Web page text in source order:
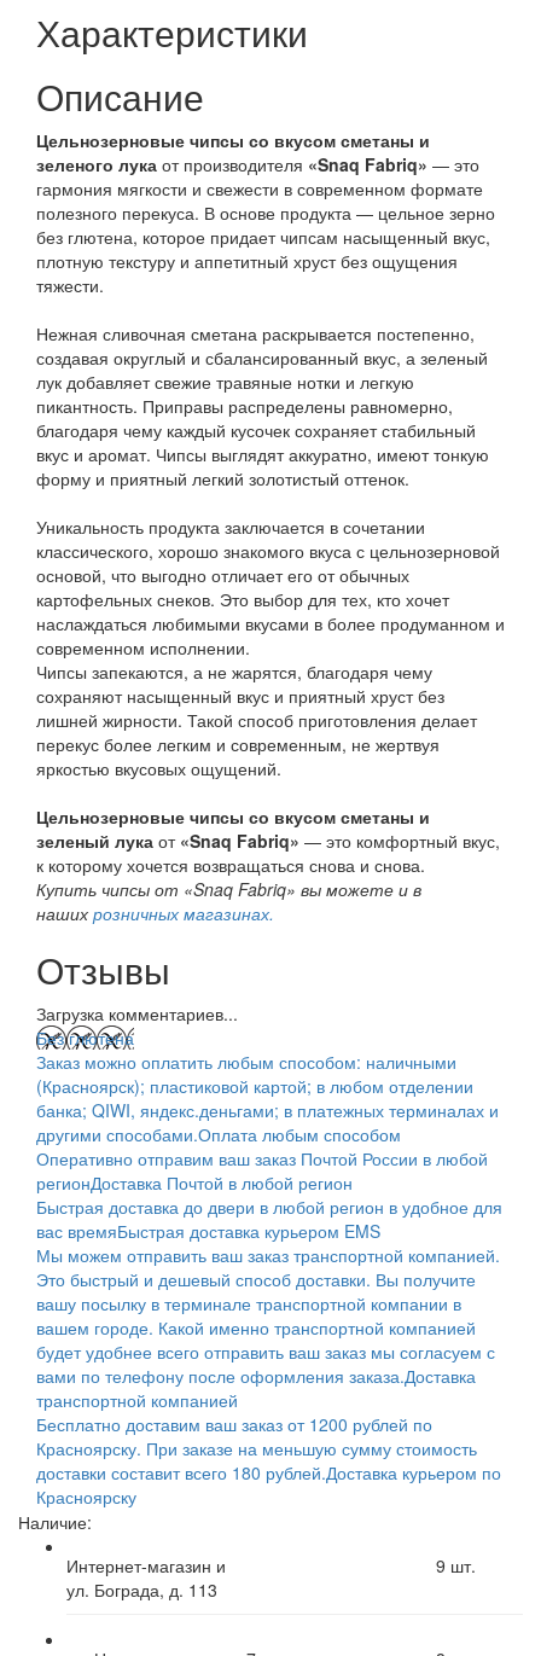
Характеристики
Описание
Цельнозерновые чипсы со вкусом сметаны и
зеленого лука от производителя «Snaq Fabriq» — это
гармония мягкости и свежести в современном формате
полезного перекуса. В основе продукта — цельное зерно
без глютена, которое придает чипсам насыщенный вкус,
плотную текстуру и аппетитный хруст без ощущения
тяжести.
Нежная сливочная сметана раскрывается постепенно,
создавая округлый и сбалансированный вкус, а зеленый
лук добавляет свежие травяные нотки и легкую
пикантность. Приправы распределены равномерно,
благодаря чему каждый кусочек сохраняет стабильный
вкус и аромат. Чипсы выглядят аккуратно, имеют тонкую
форму и приятный легкий золотистый оттенок.
Уникальность продукта заключается в сочетании
классического, хорошо знакомого вкуса с цельнозерновой
основой, что выгодно отличает его от обычных
картофельных снеков. Это выбор для тех, кто хочет
наслаждаться любимыми вкусами в более продуманном и
современном исполнении.
Чипсы запекаются, а не жарятся, благодаря чему
сохраняют насыщенный вкус и приятный хруст без
лишней жирности. Такой способ приготовления делает
перекус более легким и современным, не жертвуя
яркостью вкусовых ощущений.
Цельнозерновые чипсы со вкусом сметаны и
зеленый лука от «Snaq Fabriq» — это комфортный вкус,
к которому хочется возвращаться снова и снова.
Купить чипсы от «Snaq Fabriq» вы можете и в
наших розничных магазинах.
Отзывы
Загрузка комментариев...
Без глютена
Заказ можно оплатить любым способом: наличными
(Красноярск); пластиковой картой; в любом отделении
банка; QIWI, яндекс.деньгами; в платежных терминалах и
другими способами.Оплата любым способом
Оперативно отправим ваш заказ Почтой России в любой
регионДоставка Почтой в любой регион
Быстрая доставка до двери в любой регион в удобное для
вас времяБыстрая доставка курьером EMS
Мы можем отправить ваш заказ транспортной компанией.
Это быстрый и дешевый способ доставки. Вы получите
вашу посылку в терминале транспортной компании в
вашем городе. Какой именно транспортной компанией
будет удобнее всего отправить ваш заказ мы согласуем с
вами по телефону после оформления заказа.Доставка
транспортной компанией
Бесплатно доставим ваш заказ от 1200 рублей по
Красноярску. При заказе на меньшую сумму стоимость
доставки составит всего 180 рублей.Доставка курьером по
Красноярску
Наличие:
Интернет-магазин и
ул. Бограда, д. 113
9 шт.